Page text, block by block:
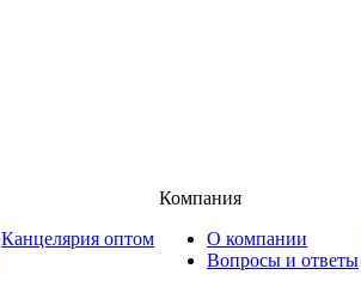
Канцелярия оптом
Компания
О компании
Вопросы и ответы